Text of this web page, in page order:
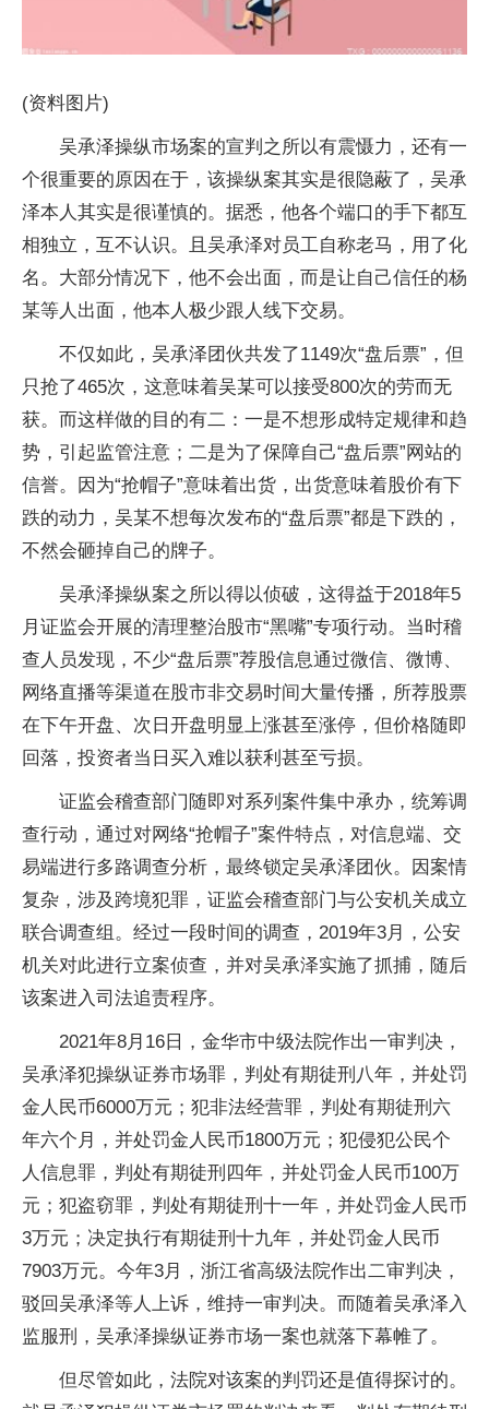
(资料图片)
吴承泽操纵市场案的宣判之所以有震慑力，还有一
个很重要的原因在于，该操纵案其实是很隐蔽了，吴承
泽本人其实是很谨慎的。据悉，他各个端口的手下都互
相独立，互不认识。且吴承泽对员工自称老马，用了化
名。大部分情况下，他不会出面，而是让自己信任的杨
某等人出面，他本人极少跟人线下交易。
不仅如此，吴承泽团伙共发了1149次“盘后票”，但
只抢了465次，这意味着吴某可以接受800次的劳而无
获。而这样做的目的有二：一是不想形成特定规律和趋
势，引起监管注意；二是为了保障自己“盘后票”网站的
信誉。因为“抢帽子”意味着出货，出货意味着股价有下
跌的动力，吴某不想每次发布的“盘后票”都是下跌的，
不然会砸掉自己的牌子。
吴承泽操纵案之所以得以侦破，这得益于2018年5
月证监会开展的清理整治股市“黑嘴”专项行动。当时稽
查人员发现，不少“盘后票”荐股信息通过微信、微博、
网络直播等渠道在股市非交易时间大量传播，所荐股票
在下午开盘、次日开盘明显上涨甚至涨停，但价格随即
回落，投资者当日买入难以获利甚至亏损。
证监会稽查部门随即对系列案件集中承办，统筹调
查行动，通过对网络“抢帽子”案件特点，对信息端、交
易端进行多路调查分析，最终锁定吴承泽团伙。因案情
复杂，涉及跨境犯罪，证监会稽查部门与公安机关成立
联合调查组。经过一段时间的调查，2019年3月，公安
机关对此进行立案侦查，并对吴承泽实施了抓捕，随后
该案进入司法追责程序。
2021年8月16日，金华市中级法院作出一审判决，
吴承泽犯操纵证券市场罪，判处有期徒刑八年，并处罚
金人民币6000万元；犯非法经营罪，判处有期徒刑六
年六个月，并处罚金人民币1800万元；犯侵犯公民个
人信息罪，判处有期徒刑四年，并处罚金人民币100万
元；犯盗窃罪，判处有期徒刑十一年，并处罚金人民币
3万元；决定执行有期徒刑十九年，并处罚金人民币
7903万元。今年3月，浙江省高级法院作出二审判决，
驳回吴承泽等人上诉，维持一审判决。而随着吴承泽入
监服刑，吴承泽操纵证券市场一案也就落下幕帷了。
但尽管如此，法院对该案的判罚还是值得探讨的。